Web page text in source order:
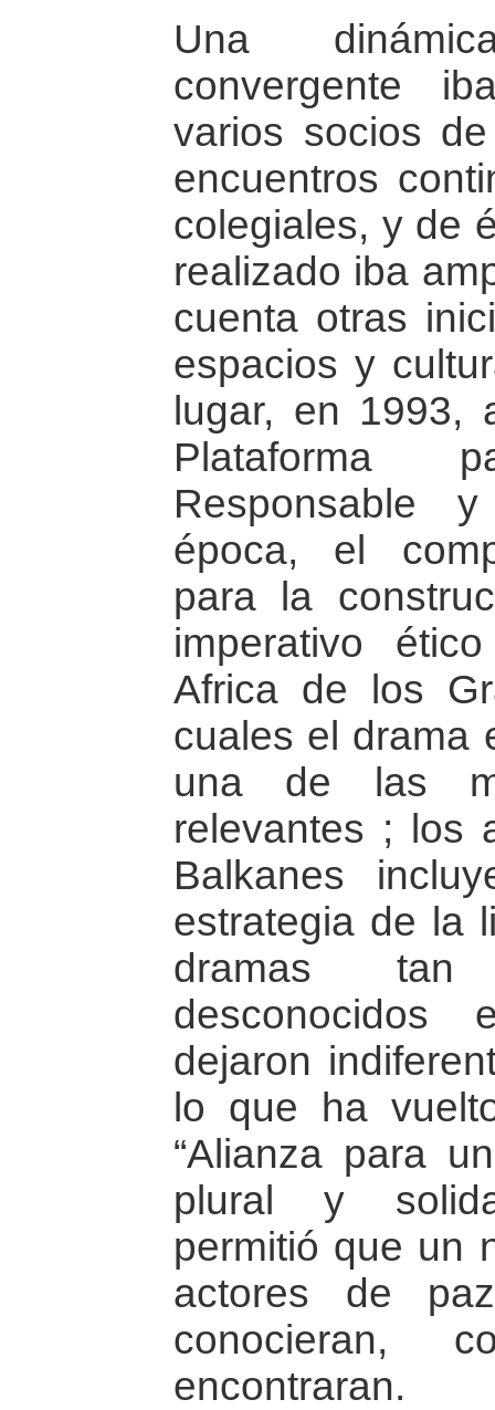
Una
convergente
varios socios
encuentros
colegiales, y de
realizado iba
cuenta otras
espacios y
lugar, en 1993,
Plataforma
Responsable
época, el
para la
imperativo
Africa de los
cuales el drama
una de las
relevantes ; los
Balkanes
estrategia de la
dramas tan
dejaron
lo que ha
“Alianza para
plural y
permitió que un
actores de
conocieran,
encontraran.